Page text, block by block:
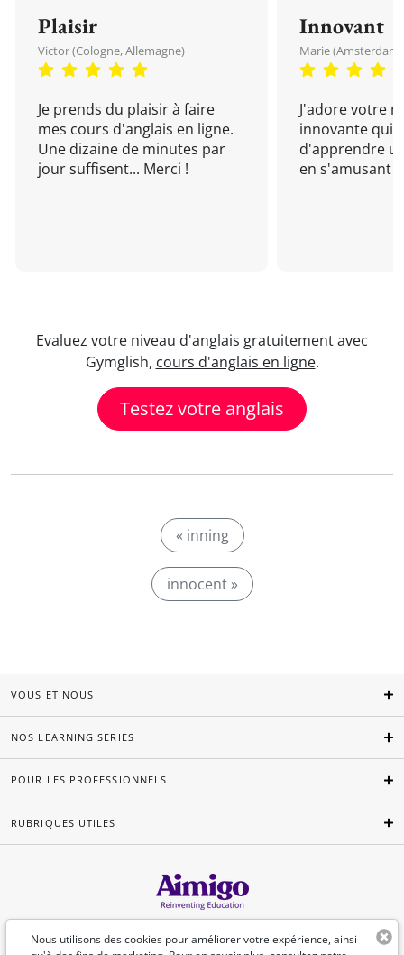
Plaisir
Victor (Cologne, Allemagne)
Je prends du plaisir à faire
mes cours d'anglais en ligne.
Une dizaine de minutes par
jour suffisent... Merci !
Innovant
Marie (Amsterdam,
J'adore votre
innovante qui
d'apprendre
en s'amusant !
Evaluez votre niveau d'anglais gratuitement avec
Gymglish, cours d'anglais en ligne.
Testez votre anglais
« inning
innocent »
Nous utilisons des cookies pour améliorer votre expérience, ainsi
VOUS ET NOUS
NOS LEARNING SERIES
POUR LES PROFESSIONNELS
RUBRIQUES UTILES
Français